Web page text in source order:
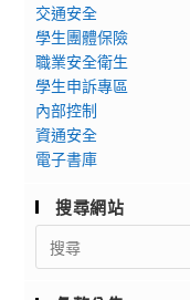
交通安全
學生團體保險
職業安全衛生
學生申訴專區
內部控制
資通安全
電子書庫
搜尋網站
Search
for: